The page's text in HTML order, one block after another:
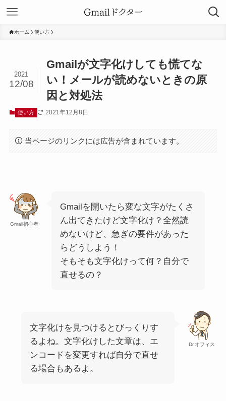
ホーム 使い方
Gmailが文字化けしても慌てな
い！メールが読めないときの原
因と対処法
2021
12/08
使い方 2021年12月8日
当ページのリンクには広告が含まれています。
Gmail初心者
Gmailを開いたら変な文字がたくさ
ん出てきたけど文字化け？全然読
めないけど、急ぎの要件があった
らどうしよう！
そもそも文字化けって何？自分で
直せるの？
Dr.オフィス
文字化けを見つけるとびっくりす
るよね。文字化けした文章は、エ
ンコードを変更すれば自分で直せ
る場合もあるよ。